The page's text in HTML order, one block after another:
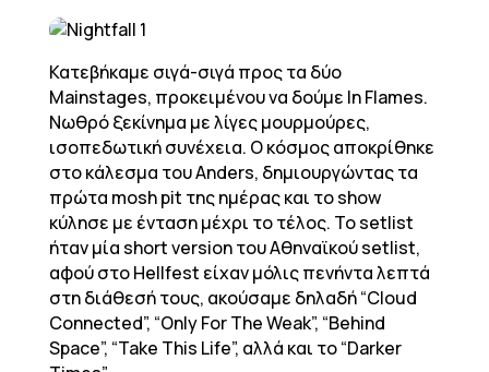
Κατεβήκαμε σιγά-σιγά προς τα δύο
Mainstages, προκειμένου να δούμε In Flames.
Νωθρό ξεκίνημα με λίγες μουρμούρες,
ισοπεδωτική συνέχεια. Ο κόσμος αποκρίθηκε
στο κάλεσμα του Anders, δημιουργώντας τα
πρώτα mosh pit της ημέρας και το show
κύλησε με ένταση μέχρι το τέλος. Το setlist
ήταν μία short version του Αθηναϊκού setlist,
αφού στο Hellfest είχαν μόλις πενήντα λεπτά
στη διάθεσή τους, ακούσαμε δηλαδή “Cloud
Connected”, “Only For The Weak”, “Behind
Space”, “Take This Life”, αλλά και το “Darker